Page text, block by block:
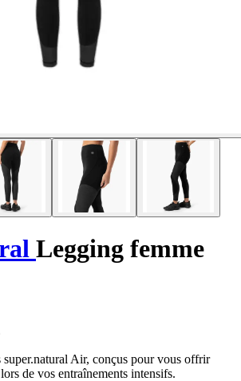
Legging femme
Air, conçus pour vous offrir
de vos entraînements intensifs.